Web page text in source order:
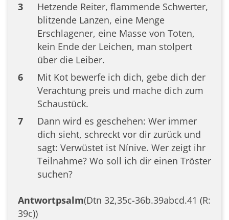
3
Hetzende Reiter, flammende Schwerter,
blitzende Lanzen, eine Menge
Erschlagener, eine Masse von Toten,
kein Ende der Leichen, man stolpert
über die Leiber.
6
Mit Kot bewerfe ich dich, gebe dich der
Verachtung preis und mache dich zum
Schaustück.
7
Dann wird es geschehen: Wer immer
dich sieht, schreckt vor dir zurück und
sagt: Verwüstet ist Nínive. Wer zeigt ihr
Teilnahme? Wo soll ich dir einen Tröster
suchen?
Antwortpsalm(Dtn 32,35c-36b.39abcd.41 (R:
39c))